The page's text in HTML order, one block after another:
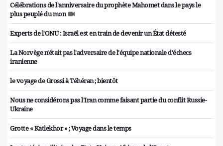
Célébrations de l'anniversaire du prophète Mahomet dans le pays le
plus peuplé du mon
Experts de l'ONU : Israël est en train de devenir un État détesté
La Norvège n'était pas l'adversaire de l'équipe nationale d'échecs
iranienne
le voyage de Grossi à Téhéran ; bientôt
Nous ne considérons pas l'Iran comme faisant partie du conflit Russie-
Ukraine
Grotte « Katlekhor » ; Voyage dans le temps